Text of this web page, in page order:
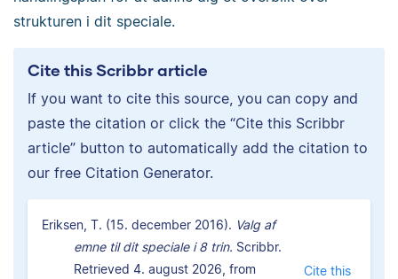
strukturen i dit speciale.
Cite this Scribbr article
If you want to cite this source, you can copy and
paste the citation or click the “Cite this Scribbr
article” button to automatically add the citation to
our free Citation Generator.
Eriksen, T. (15. december 2016). Valg af
emne til dit speciale i 8 trin. Scribbr.
Retrieved 4. august 2026, from
Cite this